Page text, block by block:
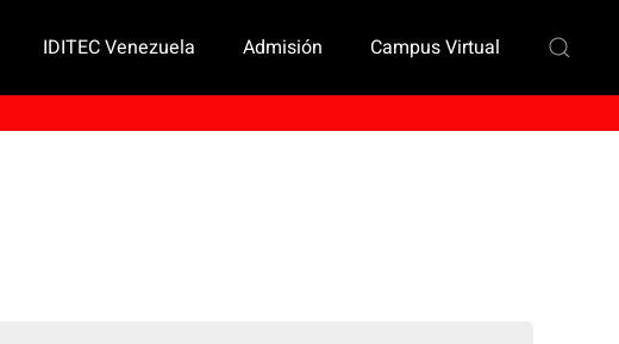
IDITEC Venezuela Admisión Campus Virtual